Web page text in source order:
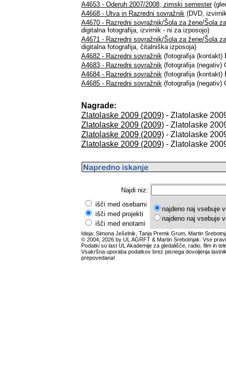
A4653 - Oderuh 2007/2008, zimski semester
A4668 - Utva in Razredni sovražnik (DVD,
A4670 - Razredni sovražnik/Šola za žene/Šola
digitalna fotografija, izvirnik - ni za izposojo)
A4671 - Razredni sovražnik/Šola za žene/Šola
digitalna fotografija, čitalniška izposoja)
A4682 - Razredni sovražnik (fotografija (kontakt)
A4683 - Razredni sovražnik (fotografija (negativ)
A4684 - Razredni sovražnik (fotografija (kontakt)
A4685 - Razredni sovražnik (fotografija (negativ)
Nagrade:
Zlatolaske 2009 (2009) - Zlatolaske
Zlatolaske 2009 (2009) - Zlatolaske
Zlatolaske 2009 (2009) - Zlatolaske
Zlatolaske 2009 (2009) - Zlatolaske
Najdi niz:
išči med osebami
išči med projekti
išči med enotami
najdeno naj vsebuje
najdeno naj vsebuje
Ideja: Simona Ješelnik, Tanja Premk Grum, Martin
© 2004, 2026 by UL AGRFT & Martin Srebotnjak. Vse
Podatki so last UL Akademije za gledališče, radio, film in
Vsakršna uporaba podatkov brez pisnega dovoljenja
prepovedana!